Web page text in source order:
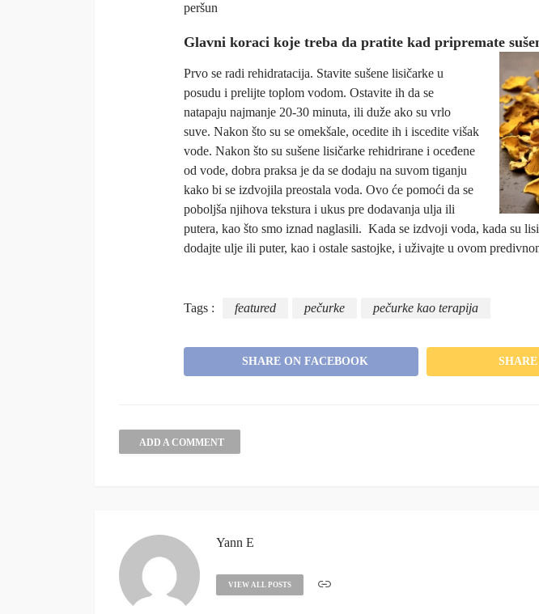
peršun
Glavni koraci koje treba da pratite kad pripremate
Prvo se radi rehidratacija. Stavite sušene lisičarke u
posudu i prelijte toplom vodom. Ostavite ih da se
natapaju najmanje 20-30 minuta, ili duže ako su vrlo
suve. Nakon što su se omekšale, ocedite ih i iscedite višak
vode. Nakon što su sušene lisičarke rehidrirane i oceđene
od vode, dobra praksa je da se dodaju na suvom tiganju
kako bi se izdvojila preostala voda. Ovo će pomoći da se
poboljša njihova tekstura i ukus pre dodavanja ulja ili
putera, kao što smo iznad naglasili. Kada se izdvoji voda, kada su
dodajte ulje ili puter, kao i ostale sastojke, i uživajte u ovom
Tags : featured pečurke pečurke kao terapija
SHARE ON FACEBOOK
ADD A COMMENT
Yann E
VIEW ALL POSTS